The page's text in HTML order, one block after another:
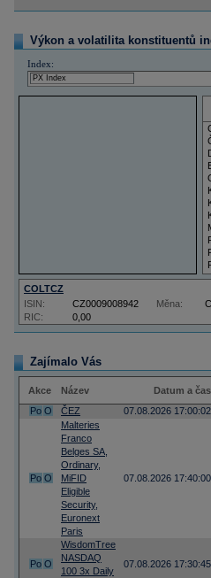
Výkon a volatilita konstituentů
Index:
COLTCZ
RIC: 0,00
ISIN: CZ0009008942 Měna:
Zajímalo Vás
Akce Název
Datum a čas
Po O ČEZ 07.08.2026 17:00:02
Po O
Malteries
Franco
Belges SA,
Ordinary,
MiFID
Eligible
Security,
Euronext
Paris
07.08.2026 17:40:00
Po O
WisdomTree
NASDAQ
100 3x Daily
07.08.2026 17:30:45